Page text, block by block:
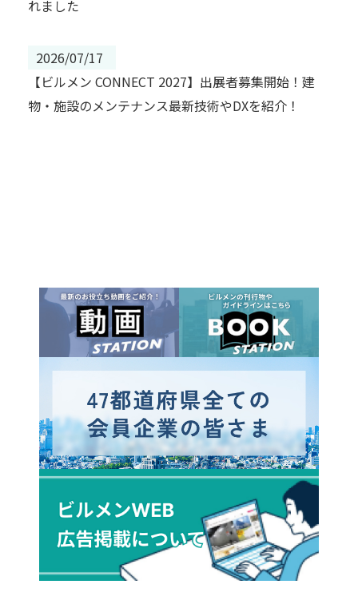
れました
2026/07/17
【ビルメン CONNECT 2027】出展者募集開始！建
物・施設のメンテナンス最新技術やDXを紹介！